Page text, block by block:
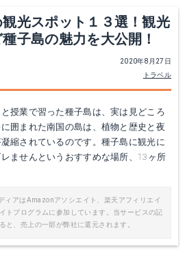
光スポット１３選！観光
子島の魅力を大公開！
2020年8月27日
トラベル
授業で習った種子島は、実は見どころ
囲まれた南国の島は、植物と歴史と夜
縮されているのです。種子島に観光に
ませんというおすすめな場所、13ヶ所
ィアはAmazonアソシエイト、楽天アフィリエイ
トプログラムに参加しています。当サービスの記
と、売上の一部が弊社に還元されます。